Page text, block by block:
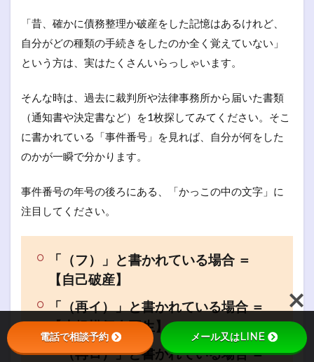
「昔、確かに債務整理か破産をした記憶はあるけれど、
自分がどの種類の手続きをしたのか全く覚えていない」
という方は、実はたくさんいらっしゃいます。
そんな時は、過去に裁判所や法律事務所から届いた書類
（通知書や決定書など）を1枚探してみてください。そこ
に書かれている「事件番号」を見れば、自分が何をした
のかが一瞬で分かります。
事件番号の年号の後ろにある、「かっこの中の文字」に
注目してください。
「（フ）」と書かれている場合 ＝
【自己破産】
「（再イ）」と書かれている場合 ＝
【小規模個人再生】
「（再ロ）」と書かれている場合 ＝
電話で相談予約 メール又はLINE